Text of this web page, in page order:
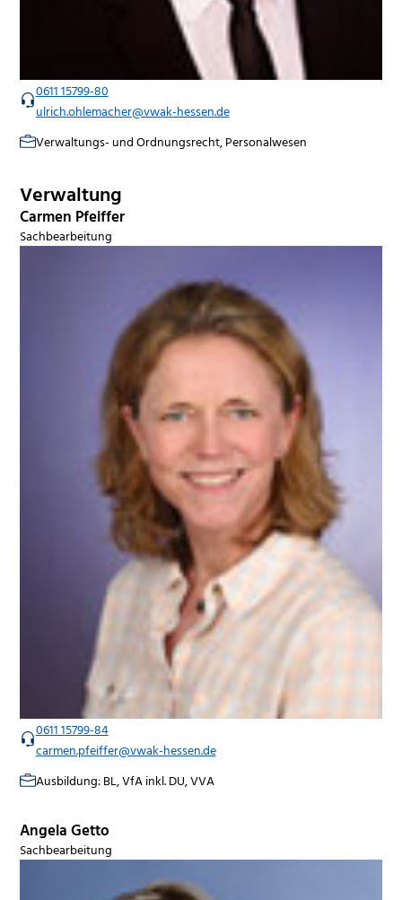
0611 15799-80
ulrich.ohlemacher@vwak-hessen.de
Verwaltungs- und Ordnungsrecht, Personalwesen
Verwaltung
Carmen Pfeiffer
Sachbearbeitung
0611 15799-84
carmen.pfeiffer@vwak-hessen.de
Ausbildung: BL, VfA inkl. DU, VVA
Angela Getto
Sachbearbeitung